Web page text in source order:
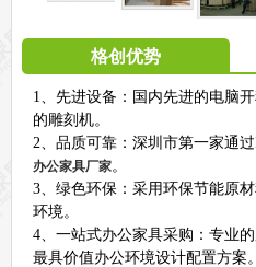
格创优势
1、先进设备：国内先进的电脑
的雕刻机。
2、品质可靠：深圳市第一家通
办公家具厂家。
3、绿色环保：采用环保节能原
环境。
4、一站式办公家具采购：专业
最具价值办公环境设计配置方案。